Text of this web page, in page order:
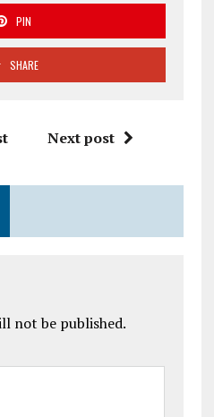
PIN
SHARE
Next post
not be published.